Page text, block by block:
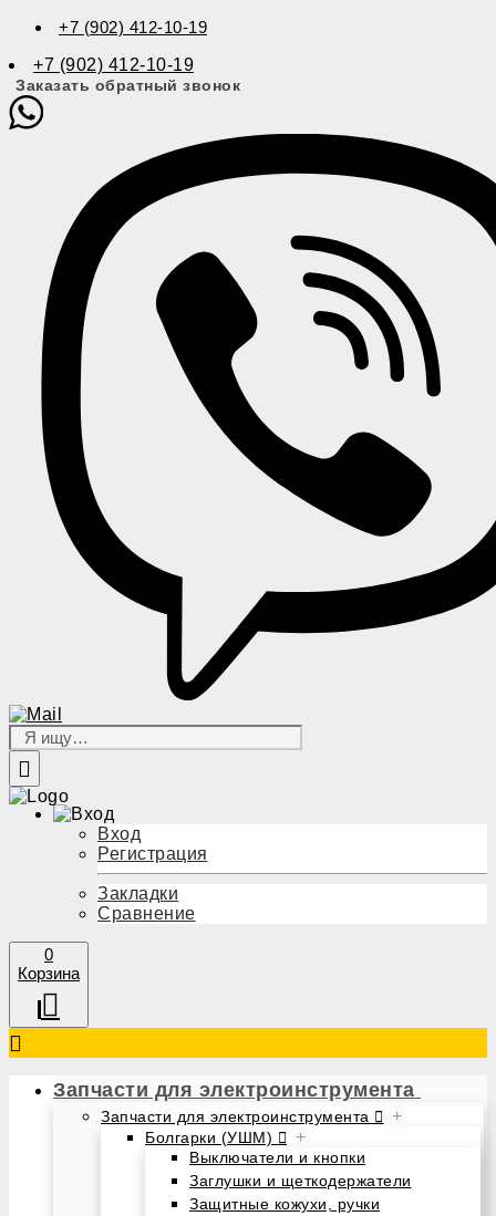
+7 (902) 412-10-19
+7 (902) 412-10-19
Заказать обратный звонок
Вход
Регистрация
Закладки
Сравнение
0
Корзина
Запчасти для электроинструмента
Запчасти для электроинструмента +
Болгарки (УШМ) +
Выключатели и кнопки
Заглушки и щеткодержатели
Защитные кожухи, ручки